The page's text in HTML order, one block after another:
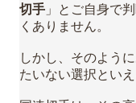
切手 」とご自身で
くありません。
しかし、そのよう
たいない選択といえ